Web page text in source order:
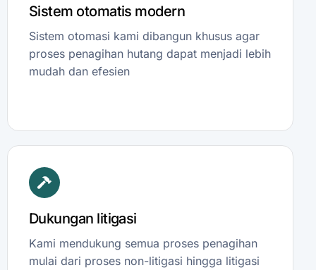
Sistem otomatis modern
Sistem otomasi kami dibangun khusus agar
proses penagihan hutang dapat menjadi lebih
mudah dan efesien
Dukungan litigasi
Kami mendukung semua proses penagihan
mulai dari proses non-litigasi hingga litigasi